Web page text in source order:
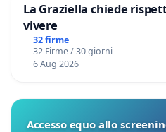
La Graziella chiede
vivere
32 firme
32 Firme / 30 giorni
6 Aug 2026
Accesso equo allo